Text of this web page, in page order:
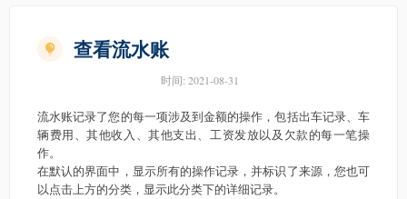
查看流水账
时间: 2021-08-31
流水账记录了您的每一项涉及到金额的操作，包括出车记录、车
辆费用、其他收入、其他支出、工资发放以及欠款的每一笔操
作。
在默认的界面中，显示所有的操作记录，并标识了来源，您也可
以点击上方的分类，显示此分类下的详细记录。